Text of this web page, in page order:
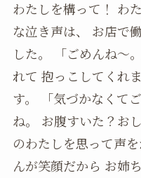
わたしを構って！ わ
な泣き声は、 お店で
した。 「ごめんね～
れて 抱っこしてくれ
す。 「気づかなくて
ね。 お腹すいた？お
のわたしを思って声
んが笑顔だから お姉